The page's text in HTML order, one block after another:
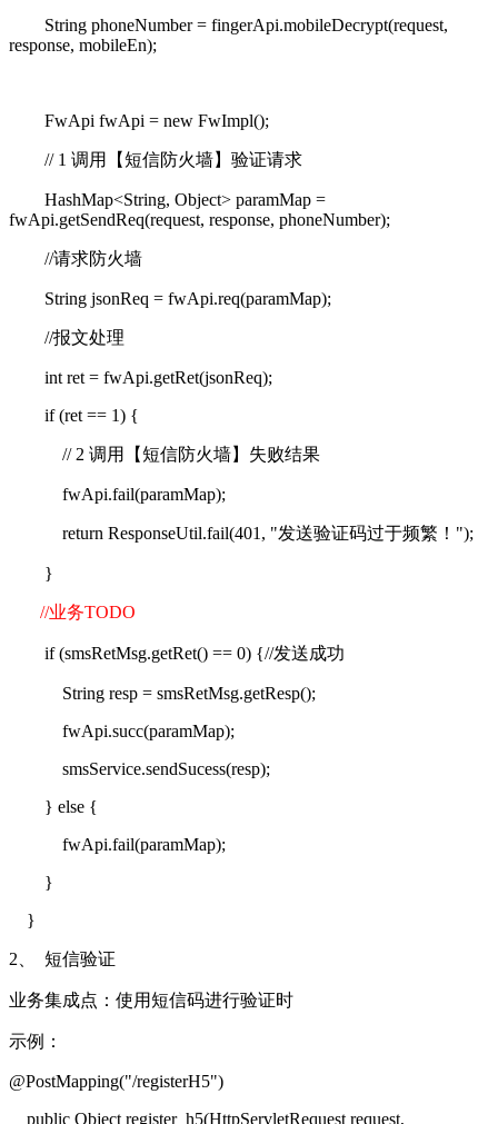
String phoneNumber = fingerApi.mobileDecrypt(request,
response, mobileEn);
FwApi fwApi = new FwImpl();
// 1 调用【短信防火墙】验证请求
HashMap<String, Object> paramMap =
fwApi.getSendReq(request, response, phoneNumber);
//请求防火墙
String jsonReq = fwApi.req(paramMap);
//报文处理
int ret = fwApi.getRet(jsonReq);
if (ret == 1) {
// 2 调用【短信防火墙】失败结果
fwApi.fail(paramMap);
return ResponseUtil.fail(401, "发送验证码过于频繁！ ");
}
//业务TODO
if (smsRetMsg.getRet() == 0) {//发送成功
String resp = smsRetMsg.getResp();
fwApi.succ(paramMap);
smsService.sendSucess(resp);
} else {
fwApi.fail(paramMap);
}
}
2、 短信验证
业务集成点：使用短信码进行验证时
示例：
@PostMapping("/registerH5")
public Object register_h5(HttpServletRequest request,